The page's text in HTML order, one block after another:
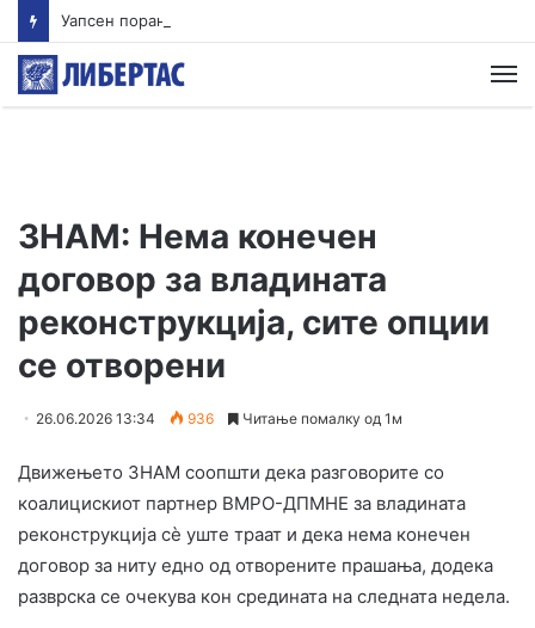
ЗНАМ: Нема конечен
договор за владината
реконструкција, сите опции
се отворени
26.06.2026 13:34 936 Читање помалку од 1м
Движењето ЗНАМ соопшти дека разговорите со
коалицискиот партнер ВМРО-ДПМНЕ за владината
реконструкција сѐ уште траат и дека нема конечен
договор за ниту едно од отворените прашања, додека
разврска се очекува кон средината на следната недела.